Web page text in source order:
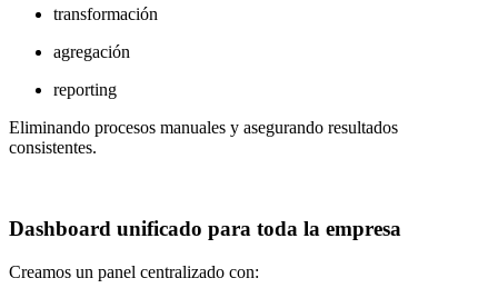
transformación
agregación
reporting
Eliminando procesos manuales y asegurando resultados
consistentes.
Dashboard unificado para toda la empresa
Creamos un panel centralizado con: